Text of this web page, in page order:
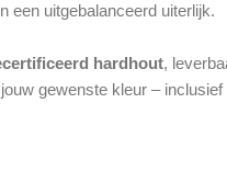
een uitgebalanceerd uiterlijk.
hardhout,
gewenste kleur –